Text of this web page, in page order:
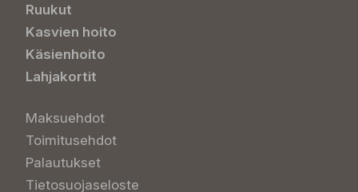
Ruukut
Kasvien hoito
Käsienhoito
Lahjakortit
Maksuehdot
Toimitusehdot
Palautukset
Tietosuojaseloste